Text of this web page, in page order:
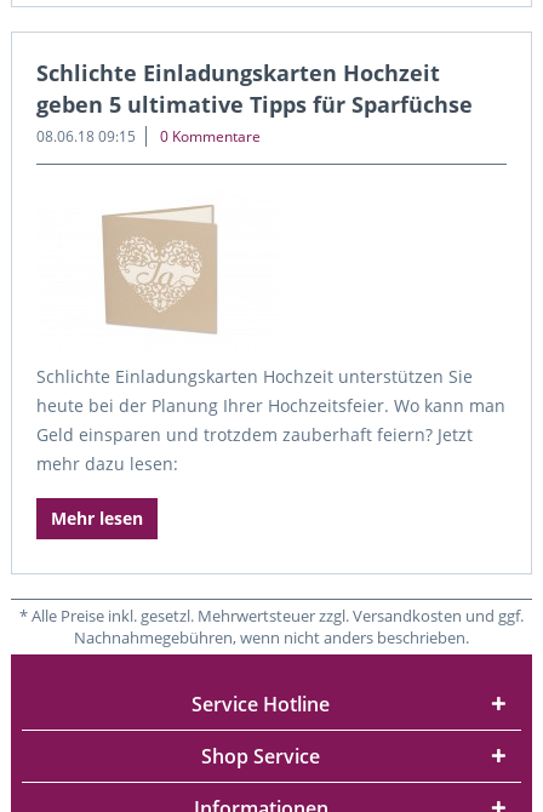
Schlichte Einladungskarten Hochzeit
geben 5 ultimative Tipps für Sparfüchse
08.06.18 09:15 0 Kommentare
Schlichte Einladungskarten Hochzeit unterstützen Sie
heute bei der Planung Ihrer Hochzeitsfeier. Wo kann man
Geld einsparen und trotzdem zauberhaft feiern? Jetzt
mehr dazu lesen:
Mehr lesen
* Alle Preise inkl. gesetzl. Mehrwertsteuer zzgl. Versandkosten und ggf.
Nachnahmegebühren, wenn nicht anders beschrieben.
Service Hotline
Shop Service